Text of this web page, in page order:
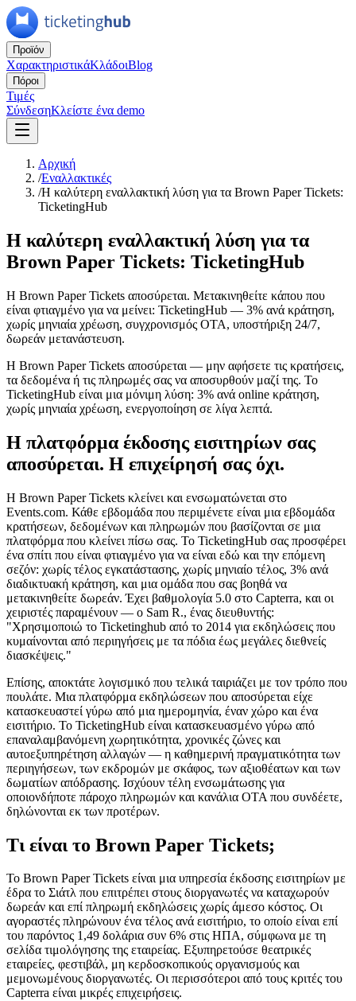
Προϊόν
ΧαρακτηριστικάΚλάδοιBlog
Πόροι
Τιμές
ΣύνδεσηΚλείστε ένα demo
Αρχική
/Εναλλακτικές
/Η καλύτερη εναλλακτική λύση για τα Brown Paper Tickets:
TicketingHub
Η καλύτερη εναλλακτική λύση για τα
Brown Paper Tickets: TicketingHub
Η Brown Paper Tickets αποσύρεται. Μετακινηθείτε κάπου που
είναι φτιαγμένο για να μείνει: TicketingHub — 3% ανά κράτηση,
χωρίς μηνιαία χρέωση, συγχρονισμός OTA, υποστήριξη 24/7,
δωρεάν μετανάστευση.
Η Brown Paper Tickets αποσύρεται — μην αφήσετε τις κρατήσεις,
τα δεδομένα ή τις πληρωμές σας να αποσυρθούν μαζί της. Το
TicketingHub είναι μια μόνιμη λύση: 3% ανά online κράτηση,
χωρίς μηνιαία χρέωση, ενεργοποίηση σε λίγα λεπτά.
Η πλατφόρμα έκδοσης εισιτηρίων σας
αποσύρεται. Η επιχείρησή σας όχι.
Η Brown Paper Tickets κλείνει και ενσωματώνεται στο
Events.com. Κάθε εβδομάδα που περιμένετε είναι μια εβδομάδα
κρατήσεων, δεδομένων και πληρωμών που βασίζονται σε μια
πλατφόρμα που κλείνει πίσω σας. Το TicketingHub σας προσφέρει
ένα σπίτι που είναι φτιαγμένο για να είναι εδώ και την επόμενη
σεζόν: χωρίς τέλος εγκατάστασης, χωρίς μηνιαίο τέλος, 3% ανά
διαδικτυακή κράτηση, και μια ομάδα που σας βοηθά να
μετακινηθείτε δωρεάν. Έχει βαθμολογία 5.0 στο Capterra, και οι
χειριστές παραμένουν — ο Sam R., ένας διευθυντής:
"Χρησιμοποιώ το Ticketinghub από το 2014 για εκδηλώσεις που
κυμαίνονται από περιηγήσεις με τα πόδια έως μεγάλες διεθνείς
διασκέψεις."
Επίσης, αποκτάτε λογισμικό που τελικά ταιριάζει με τον τρόπο που
πουλάτε. Μια πλατφόρμα εκδηλώσεων που αποσύρεται είχε
κατασκευαστεί γύρω από μια ημερομηνία, έναν χώρο και ένα
εισιτήριο. Το TicketingHub είναι κατασκευασμένο γύρω από
επαναλαμβανόμενη χωρητικότητα, χρονικές ζώνες και
αυτοεξυπηρέτηση αλλαγών — η καθημερινή πραγματικότητα των
περιηγήσεων, των εκδρομών με σκάφος, των αξιοθέατων και των
δωματίων απόδρασης. Ισχύουν τέλη ενσωμάτωσης για
οποιονδήποτε πάροχο πληρωμών και κανάλια OTA που συνδέετε,
δηλώνονται εκ των προτέρων.
Τι είναι το Brown Paper Tickets;
Το Brown Paper Tickets είναι μια υπηρεσία έκδοσης εισιτηρίων με
έδρα το Σιάτλ που επιτρέπει στους διοργανωτές να καταχωρούν
δωρεάν και επί πληρωμή εκδηλώσεις χωρίς άμεσο κόστος. Οι
αγοραστές πληρώνουν ένα τέλος ανά εισιτήριο, το οποίο είναι επί
του παρόντος 1,49 δολάρια συν 6% στις ΗΠΑ, σύμφωνα με τη
σελίδα τιμολόγησης της εταιρείας. Εξυπηρετούσε θεατρικές
εταιρείες, φεστιβάλ, μη κερδοσκοπικούς οργανισμούς και
μεμονωμένους διοργανωτές. Οι περισσότεροι από τους κριτές του
Capterra είναι μικρές επιχειρήσεις.